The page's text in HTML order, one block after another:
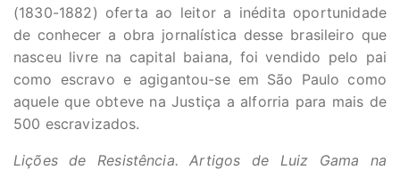
(1830-1882) oferta ao leitor a inédita oportunidade
de conhecer a obra jornalística desse brasileiro que
nasceu livre na capital baiana, foi vendido pelo pai
como escravo e agigantou-se em São Paulo como
aquele que obteve na Justiça a alforria para mais de
500 escravizados.
Lições de Resistência. Artigos de Luiz Gama na